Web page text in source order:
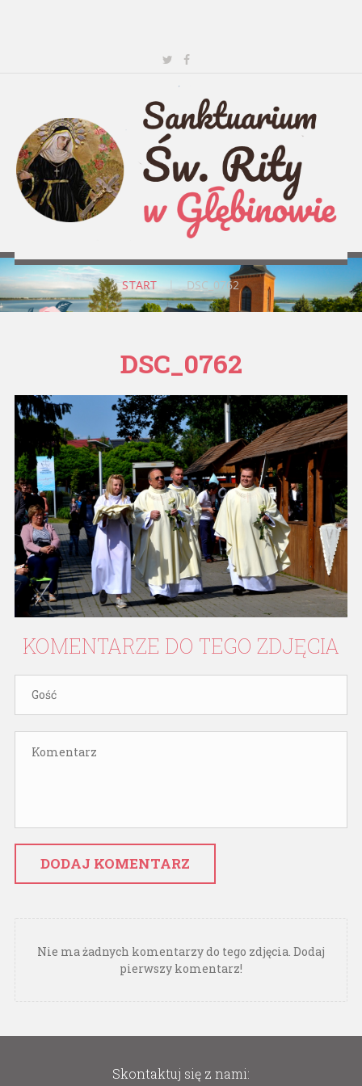
START | DSC_0762
DSC_0762
KOMENTARZE DO TEGO ZDJĘCIA
DODAJ KOMENTARZ
Nie ma żadnych komentarzy do tego zdjęcia. Dodaj
pierwszy komentarz!
Skontaktuj się z nami: